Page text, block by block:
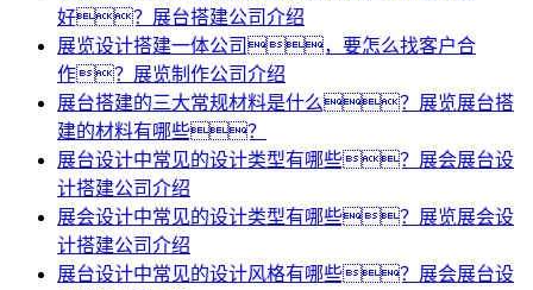
好？展台搭建公司介绍
展览设计搭建一体公司，要怎么找客户合
作？展览制作公司介绍
展台搭建的三大常规材料是什么？展览展台搭
建的材料有哪些？
展台设计中常见的设计类型有哪些？展会展台设
计搭建公司介绍
展会设计中常见的设计类型有哪些？展览展会设
计搭建公司介绍
展台设计中常见的设计风格有哪些？展会展台设